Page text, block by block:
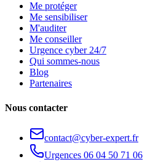
Me protéger
Me sensibiliser
M'auditer
Me conseiller
Urgence cyber 24/7
Qui sommes-nous
Blog
Partenaires
Nous contacter
contact@cyber-expert.fr
Urgences 06 04 50 71 06